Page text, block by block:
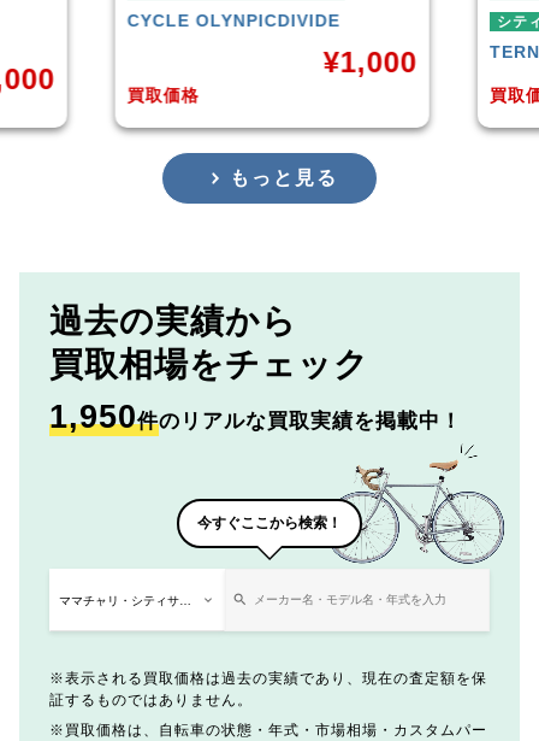
¥1,000
シティサイクル・ママチャリ
SURGE 2021年モデル
買取価格
もっと見る
過去の実績から
買取相場をチェック
1,950件のリアルな買取実績を掲載中！
今すぐここから検索！
表示される買取価格は過去の実績であり、現在の査定額を保
証するものではありません。
買取価格は、自転車の状態・年式・市場相場・カスタムパー